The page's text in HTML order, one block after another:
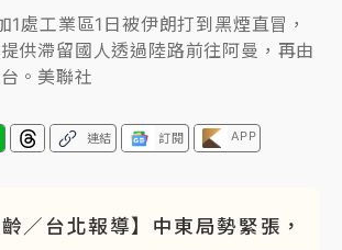
1處工業區1日被伊朗打到黑煙直冒，
供滯留國人透過陸路前往阿曼，再由
。美聯社
連結 訂閱 APP
齡／台北報導】中東局勢緊張，